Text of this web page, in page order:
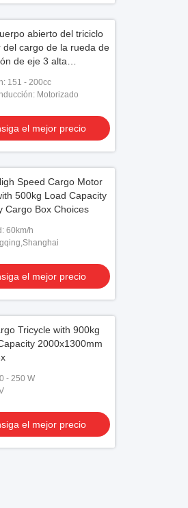
abierto del triciclo
del cargo de la rueda de
de eje 3 alta
1250m m
151 - 200cc
Motorizado
el mejor precio
Speed Cargo Motor
500kg Load Capacity
Cargo Box Choices
60km/h
el mejor precio
Tricycle with 900kg
2000x1300mm
- 250 W
el mejor precio